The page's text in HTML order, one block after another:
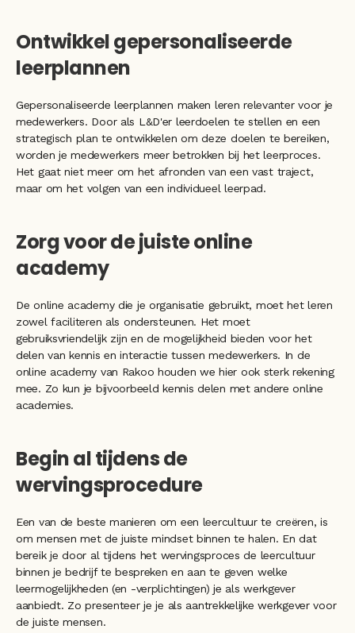
Ontwikkel gepersonaliseerde
leerplannen
Gepersonaliseerde leerplannen maken leren relevanter voor je
medewerkers. Door als L&D'er leerdoelen te stellen en een
strategisch plan te ontwikkelen om deze doelen te bereiken,
worden je medewerkers meer betrokken bij het leerproces.
Het gaat niet meer om het afronden van een vast traject,
maar om het volgen van een individueel leerpad.
Zorg voor de juiste online
academy
De online academy die je organisatie gebruikt, moet het leren
zowel faciliteren als ondersteunen. Het moet
gebruiksvriendelijk zijn en de mogelijkheid bieden voor het
delen van kennis en interactie tussen medewerkers. In de
online academy van Rakoo houden we hier ook sterk rekening
mee. Zo kun je bijvoorbeeld kennis delen met andere online
academies.
Begin al tijdens de
wervingsprocedure
Een van de beste manieren om een ​​leercultuur te creëren, is
om mensen met de juiste mindset binnen te halen. En dat
bereik je door al tijdens het wervingsproces de leercultuur
binnen je bedrijf te bespreken en aan te geven welke
leermogelijkheden (en -verplichtingen) je als werkgever
aanbiedt. Zo presenteer je je als aantrekkelijke werkgever voor
de juiste mensen.